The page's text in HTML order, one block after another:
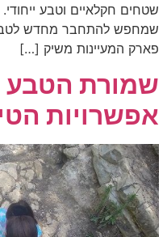
שטחים חקלאיים וטבע
שמחפש להתחבר מחדש לטבע
פארק המעיינות משיק […]
שמורת הטבע
אפשרויות